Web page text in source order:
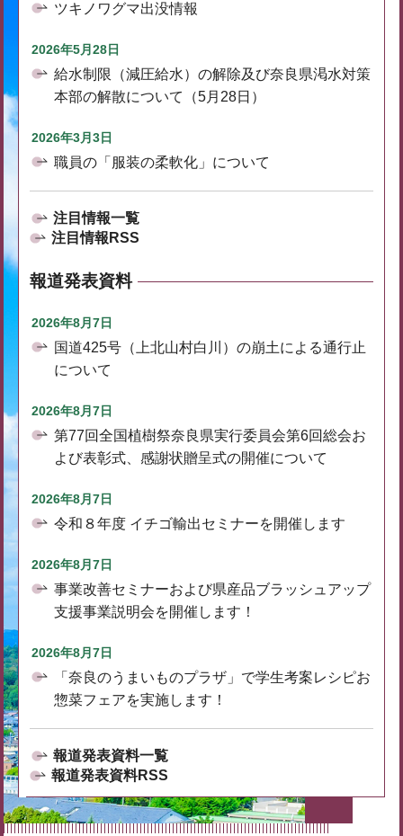
ツキノワグマ出没情報
2026年5月28日
給水制限（減圧給水）の解除及び奈良県渇水対策
本部の解散について（5月28日）
2026年3月3日
職員の「服装の柔軟化」について
注目情報一覧
注目情報RSS
報道発表資料
2026年8月7日
国道425号（上北山村白川）の崩土による通行止
について
2026年8月7日
第77回全国植樹祭奈良県実行委員会第6回総会お
よび表彰式、感謝状贈呈式の開催について
2026年8月7日
令和８年度 イチゴ輸出セミナーを開催します
2026年8月7日
事業改善セミナーおよび県産品ブラッシュアップ
支援事業説明会を開催します！
2026年8月7日
「奈良のうまいものプラザ」で学生考案レシピお
惣菜フェアを実施します！
報道発表資料一覧
報道発表資料RSS